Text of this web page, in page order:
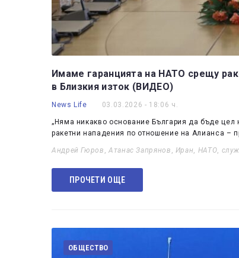
Имаме гаранцията на НАТО срещу
в Близкия изток (ВИДЕО)
News Life 03.03.2026 - 18:06 ч.
„Няма никакво основание България да бъде цел
ракетни нападения по отношение на Алианса –
Андрей Гюров , Атанас Запрянов , Иран, НАТО,
ПРОЧЕТИ ОЩЕ
ОБЩЕСТВО